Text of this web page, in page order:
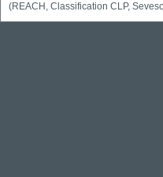
(REACH, Classification CLP,